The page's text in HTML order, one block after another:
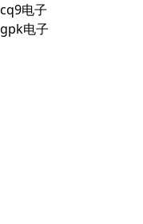
cq9电子
gpk电子